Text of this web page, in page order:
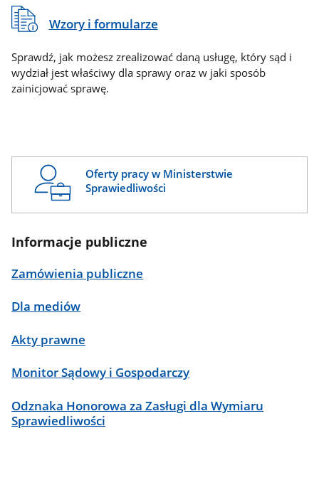
Wzory i formularze
Sprawdź, jak możesz zrealizować daną usługę, który sąd i
wydział jest właściwy dla sprawy oraz w jaki sposób
zainicjować sprawę.
Oferty pracy w Ministerstwie
Sprawiedliwości
Informacje publiczne
Zamówienia publiczne
Dla mediów
Akty prawne
Monitor Sądowy i Gospodarczy
Odznaka Honorowa za Zasługi dla Wymiaru
Sprawiedliwości